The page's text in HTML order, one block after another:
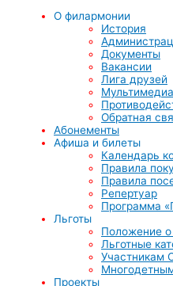
О филармонии
История
Документы
Вакансии
Лига друзей
Мультимедиа
Обратная
Абонементы
Афиша и билеты
Календарь
Правила
Правила
Репертуар
Программа
Льготы
Положение о
Льготные
Участникам
Проекты